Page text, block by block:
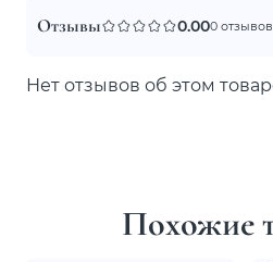
Отзывы 0.000 отзывов
Нет отзывов об этом
Похожие